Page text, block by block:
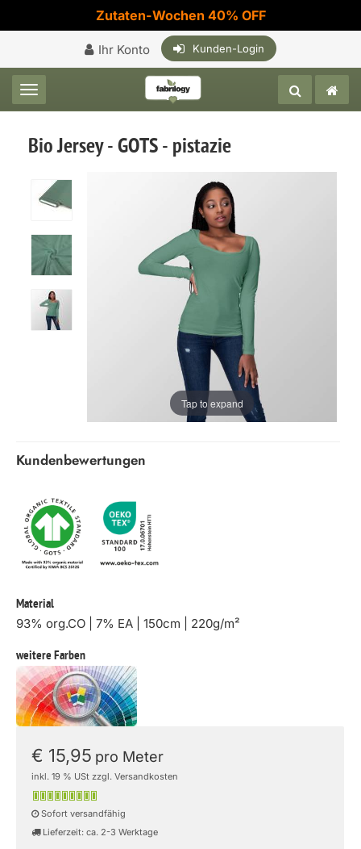
Zutaten-Wochen 40% OFF
Ihr Konto Kunden-Login
Toggle navigation
Bio Jersey - GOTS - pistazie
Tap to expand
Kundenbewertungen
Material
93% org.CO | 7% EA | 150cm | 220g/m²
weitere Farben
€ 15,95 pro Meter
inkl. 19 % USt zzgl. Versandkosten
Sofort versandfähig
Lieferzeit: ca. 2-3 Werktage